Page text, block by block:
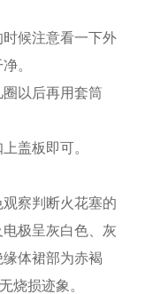
候注意看一下外
。
以后再用套筒
盖板即可。
察判断火花塞的
极呈灰白色、灰
体裙部为赤褐
烧损迹象。